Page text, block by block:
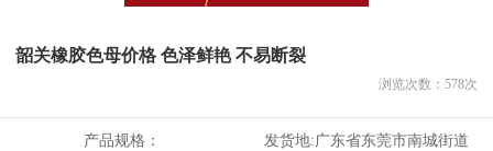
韶关橡胶色母价格 色泽鲜艳 不易断裂
浏览次数： 578次
产品规格： 发货地:广东省东莞市南城街道